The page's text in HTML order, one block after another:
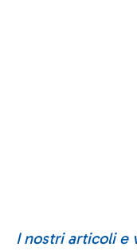
I nostri articoli e